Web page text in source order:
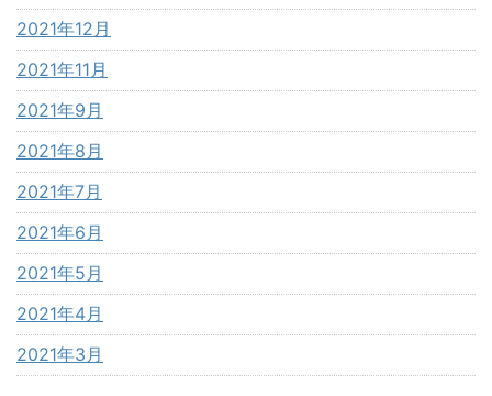
2021年12月
2021年11月
2021年9月
2021年8月
2021年7月
2021年6月
2021年5月
2021年4月
2021年3月